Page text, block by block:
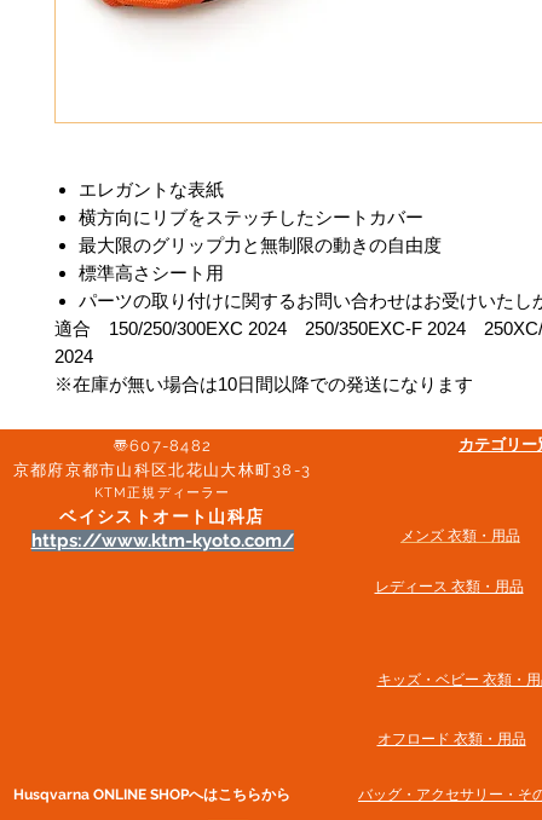
エレガントな表紙
横方向にリブをステッチしたシートカバー
最大限のグリップ力と無制限の動きの自由度
標準高さシート用
パーツの取り付けに関するお問い合わせはお受けいたし
適合 150/250/300EXC 2024 250/350EXC-F 2024
2024
※在庫が無い場合は10日間以降での発送になります
〠607-8482
京都府京都市山科区北花山大林町38-3​
KTM正規ディーラー
ベイシストオート山科店
https://www.ktm-kyoto.com/
Husqvarna ONLINE SHOP​へはこちらから
カテゴリ
メンズ 衣類・用品
​レディース 衣類・用品
キッズ・ベビー 衣類・
オフロード 衣類・用品
バッグ・アクセサリー・そ